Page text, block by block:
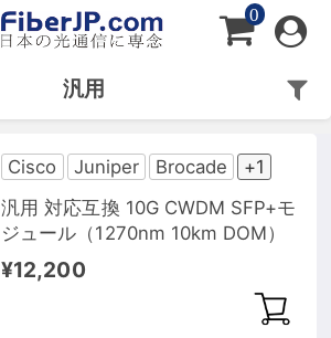
0
汎用
Cisco Juniper Brocade
+1
汎用 対応互換 10G CWDM SFP+モ
ジュール（1270nm 10km DOM）
¥12,200